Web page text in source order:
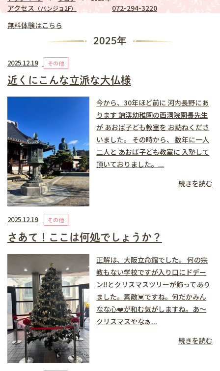
アクセス （パンジョ2F）
072-294-3220
無料体験はこちら
2025年
2025.12.19 その他
近くにこんな立派な大仏様
今から、30年ほど前に 河内長野にあ
ります 錦渓幼稚園の西洞院園長先生
が あおば子ども教室を お訪ねくださ
いました。 その時から、 数年に一人
二人と あおば子ども教室に 入塾して
頂いておりました。...
続きを読む
2025.12.19 その他
さあて！ここは何処でしょうか？
正解は、大阪立命館でした。 何の宗
教もない学校ですが入り口にドデー
ン‼️とクリスマスツリーが飾ってあり
ました。素敵💓ですね。何だかみん
なな心❤️が和む気がしますね。あ〜
クリスマスやなぁ...
続きを読む